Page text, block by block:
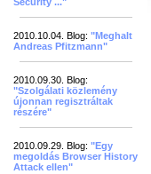
2010.10.04. Blog: "Meghalt
Andreas Pfitzmann"
2010.09.30. Blog:
"Szolgálati közlemény
újonnan regisztráltak
részére"
2010.09.29. Blog: "Egy
megoldás Browser History
Attack ellen"